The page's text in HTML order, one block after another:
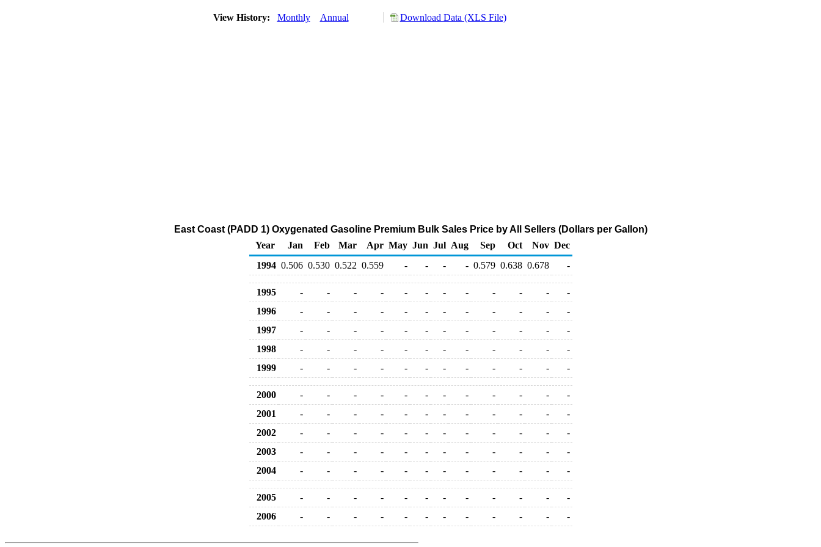
View History: Monthly Annual Download Data (XLS File)
East Coast (PADD 1) Oxygenated Gasoline Premium Bulk Sales Price by All Sellers (Dollars per Gallon)
Year
Jan Feb Mar Apr May Jun Jul Aug Sep Oct Nov Dec
1994 0.506 0.530 0.522 0.559 - - - - 0.579 0.638 0.678 -
1995 - - - - - - - - - - -
-
1996
- - - - - - - - - - -
-
1997
- - - - - - - - - - -
-
1998
- - - - - - - - - - -
-
1999
- - - - - - - - - - - -
2000 - - - - - - - - - - -
-
2001
- - - - - - - - - - -
-
2002
- - - - - - - - - - -
-
2003
- - - - - - - - - - -
-
2004
- - - - - - - - - - - -
2005 - - - - - - - - - - -
-
2006
- - - - - - - - - - - -